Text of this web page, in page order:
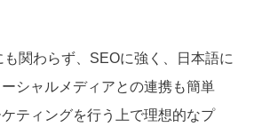
関わらず、SEOに強く、日本語に
シャルメディアとの連携も簡単
ティングを行う上で理想的なプ